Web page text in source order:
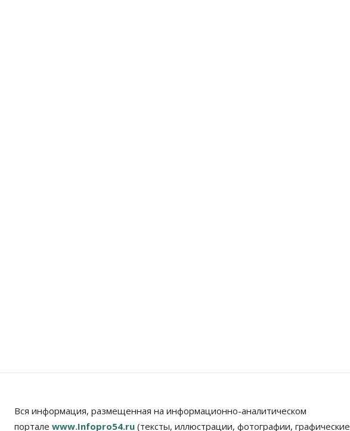
Вся информация, размещенная на информационно-аналитическом
портале www.Infopro54.ru (тексты, иллюстрации, фотографии, графические